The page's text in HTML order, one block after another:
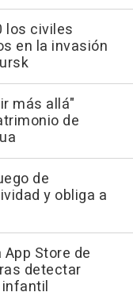
los civiles
en la invasión
más allá"
de
de
y obliga a
Store de
detectar